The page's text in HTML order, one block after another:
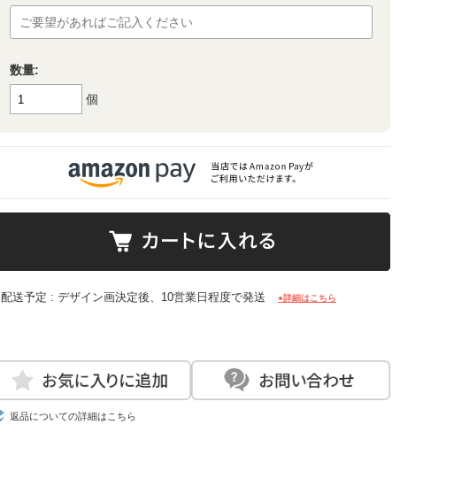
数量:
個
配送予定 : デザイン画決定後、10営業日程度で発送 ●詳細はこちら
返品についての詳細はこちら